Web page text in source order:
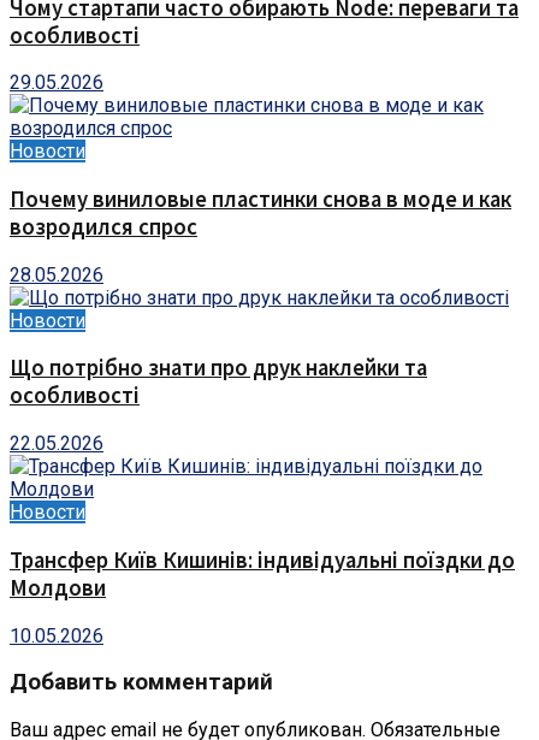
Чому стартапи часто обирають Node: переваги та
особливості
29.05.2026
Новости
Почему виниловые пластинки снова в моде и как
возродился спрос
28.05.2026
Новости
Що потрібно знати про друк наклейки та
особливості
22.05.2026
Новости
Трансфер Київ Кишинів: індивідуальні поїздки до
Молдови
10.05.2026
Добавить комментарий
Ваш адрес email не будет опубликован. Обязательные